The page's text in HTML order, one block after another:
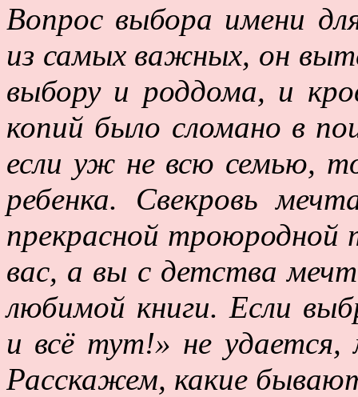
Вопрос выбора имени
из самых важных, он
выбору и роддома, и
копий было сломано в
если уж не всю семью,
ребенка. Свекровь
прекрасной
вас, а вы с детства
любимой книги. Если
и всё тут!» не
Расскажем, какие